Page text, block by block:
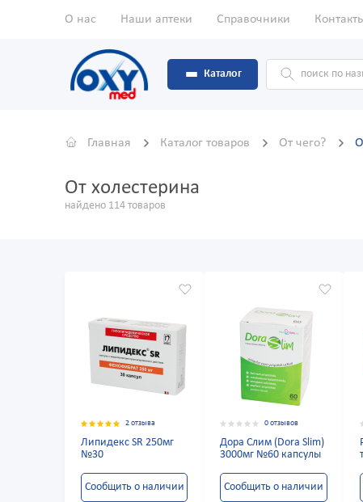
О нас Наши аптеки Справочники
Каталог
Главная Каталог товаров От чего?
От холестерина
найдено 114 товаров
2 отзыва
Липидекс SR 250мг
№30
Сообщить о наличии
0 отзывов
Дора Слим (Dora Slim)
3000мг №60 капсулы
Сообщить о наличии